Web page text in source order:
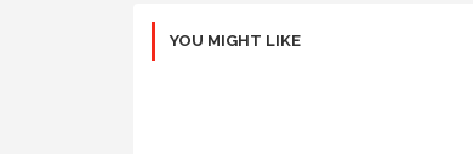
YOU MIGHT LIKE